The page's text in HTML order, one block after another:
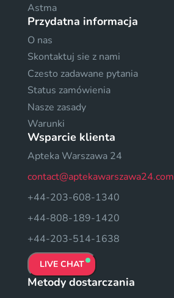
Astma
Przydatna informacja
O nas
Skontaktuj sie z nami
Czesto zadawane pytania
Status zamówienia
Nasze zasady
Warunki
Wsparcie klienta
Apteka Warszawa 24
contact@aptekawarszawa24.com
+44-203-608-1340
+44-808-189-1420
+44-203-514-1638
LIVE CHAT
Metody dostarczania